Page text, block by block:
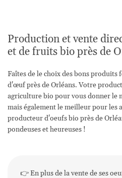
Production et vente
et de fruits bio près de
Faîtes de le choix des bons
d'œuf près de Orléans. Votre
agriculture bio pour vous donner le
mais également le meilleur pour les
producteur d'oeufs bio près de
pondeuses et heureuses !
👉 En plus de la vente de ses